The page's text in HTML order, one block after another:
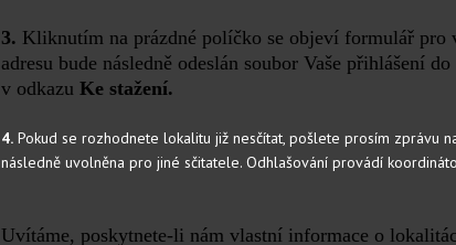
3. Kliknutím na prázdné políčko se objeví formulář
adresu bude následně odeslán soubor Vaše přihlášení
v odkazu Ke stažení.
4.Pokud se rozhodnete lokalitu již nesčítat, pošlete prosím zprávu
následně uvolněna pro jiné sčitatele. Odhlašování provádí
Uvítáme, poskytnete-li nám vlastní informace o